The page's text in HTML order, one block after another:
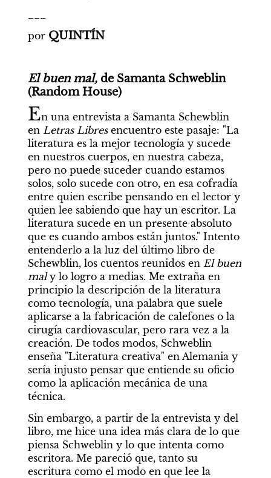
por QUINTÍN
El buen mal, de Samanta Schweblin
(Random House)
En una entrevista a Samanta Schewblin
en Letras Libres encuentro este pasaje: "La
literatura es la mejor tecnología y sucede
en nuestros cuerpos, en nuestra cabeza,
pero no puede suceder cuando estamos
solos, solo sucede con otro, en esa cofradía
entre quien escribe pensando en el lector y
quien lee sabiendo que hay un escritor. La
literatura sucede en un presente absoluto
que es cuando ambos están juntos." Intento
entenderlo a la luz del último libro de
Schewblin, los cuentos reunidos en El buen
mal y lo logro a medias. Me extraña en
principio la descripción de la literatura
como tecnología, una palabra que suele
aplicarse a la fabricación de calefones o la
cirugía cardiovascular, pero rara vez a la
creación. De todos modos, Schweblin
enseña "Literatura creativa" en Alemania y
sería injusto pensar que entiende su oficio
como la aplicación mecánica de una
técnica.
Sin embargo, a partir de la entrevista y del
libro, me hice una idea más clara de lo que
piensa Schweblin y lo que intenta como
escritora. Me pareció que, tanto su
escritura como el modo en que lee la